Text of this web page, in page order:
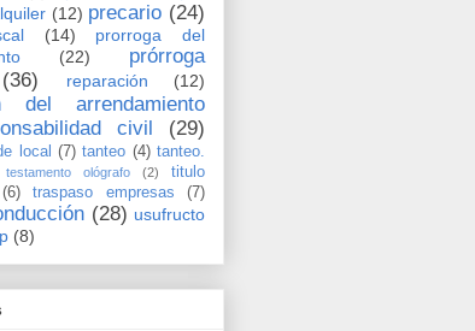
(12) precario (24)
(14)
prorroga del
(22)
prórroga
(36) reparación (12)
del arrendamiento
civil (29)
local (7) tanteo (4) tanteo.
testamento ológrafo (2)
titulo
(6) traspaso empresas (7)
(28) usufructo
(8)